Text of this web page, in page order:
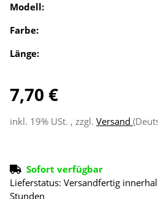
Modell:
Farbe:
Länge:
7,70 €
inkl. 19% USt. , zzgl. Versand
Sofort verfügbar
Lieferstatus: Versandfertig
Stunden